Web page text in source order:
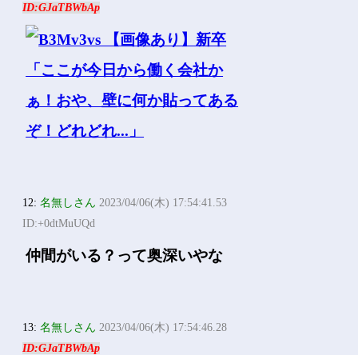
ID:GJaTBWbAp
12:名無しさん 2023/04/06(木) 17:54:41.53
ID:+0dtMuUQd
仲間がいる？って奥深いやな
13:名無しさん 2023/04/06(木) 17:54:46.28
ID:GJaTBWbAp